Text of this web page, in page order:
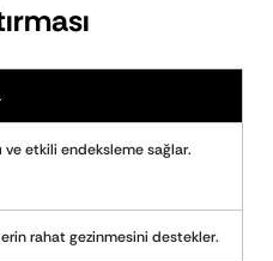
ve etkili endeksleme sağlar.
rahat gezinmesini destekler.